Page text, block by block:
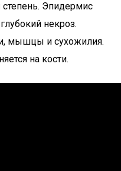
степень. Эпидермис
некроз.
мышцы и сухожилия.
на кости.